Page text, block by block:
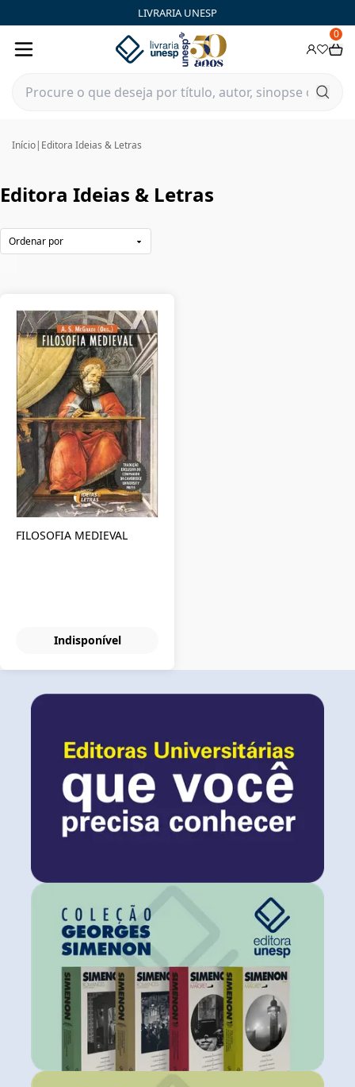
LIVRARIA UNESP
0
Início| Editora Ideias & Letras
Editora Ideias & Letras
FILOSOFIA MEDIEVAL
Indisponível
Editora Ideias & Letras | FastStore PLP